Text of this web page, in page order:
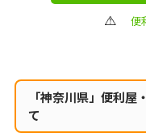
便
「神奈川県」便利屋
て